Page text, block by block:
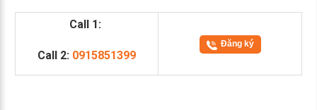
Call 1:
Call 2: 0915851399
Đăng ký